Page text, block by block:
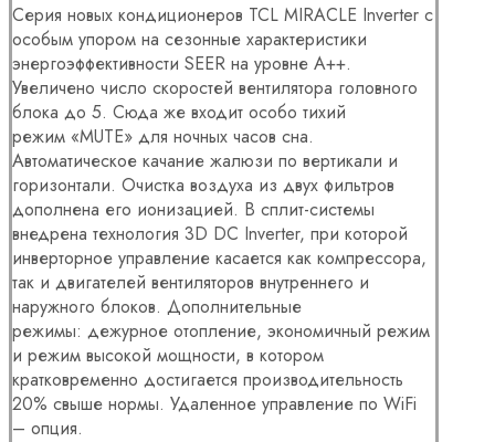
Серия новых кондиционеров TCL MIRACLE Inverter с
особым упором на сезонные характеристики
энергоэффективности SEER на уровне A++.
Увеличено число скоростей вентилятора головного
блока до 5. Сюда же входит особо тихий
режим «MUTE» для ночных часов сна.
Автоматическое качание жалюзи по вертикали и
горизонтали. Очистка воздуха из двух фильтров
дополнена его ионизацией. В сплит-системы
внедрена технология 3D DC Inverter, при которой
инверторное управление касается как компрессора,
так и двигателей вентиляторов внутреннего и
наружного блоков. Дополнительные
режимы: дежурное отопление, экономичный режим
и режим высокой мощности, в котором
кратковременно достигается производительность
20% свыше нормы. Удаленное управление по WiFi
– опция.